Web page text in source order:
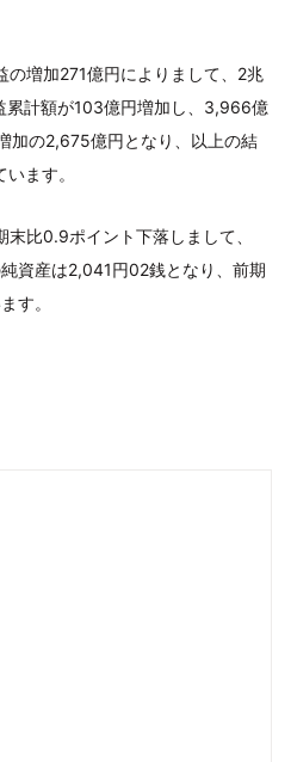
の増加271億円によりまして、2兆
計額が103億円増加し、3,966億
加の2,675億円となり、以上の結
ます。
比0.9ポイント下落しまして、
資産は2,041円02銭となり、前期
す。